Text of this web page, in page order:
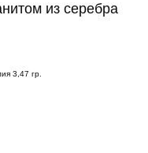
из серебра
3,47 гр.